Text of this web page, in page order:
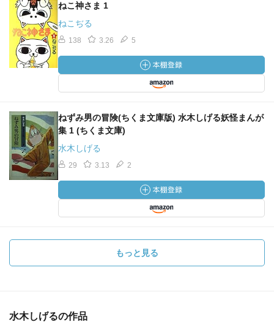
ねこ神さま 1
ねこぢる
138 3.26 5
ねずみ男の冒険(ちくま文庫版) 水木しげる妖怪まんが
集 1 (ちくま文庫)
水木しげる
29 3.13 2
もっと見る
水木しげるの作品